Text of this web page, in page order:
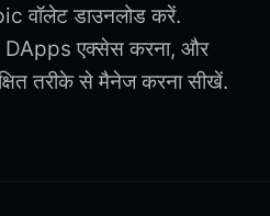
वॉलेट डाउनलोड करें.
DApps एक्सेस करना, और
तरीके से मैनेज करना सीखें.